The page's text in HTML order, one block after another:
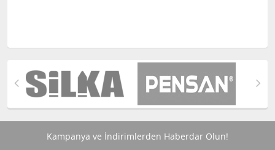
Kampanya ve İndirimlerden Haberdar Olun!